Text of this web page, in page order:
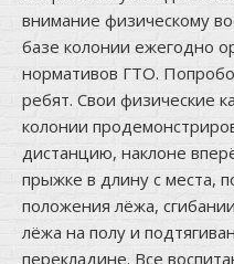
внимание физическому
базе колонии ежегодно
нормативов ГТО.
ребят. Свои физические
колонии
дистанцию, наклоне
прыжке в длину с места,
положения лёжа,
лёжа на полу и
перекладине. Все